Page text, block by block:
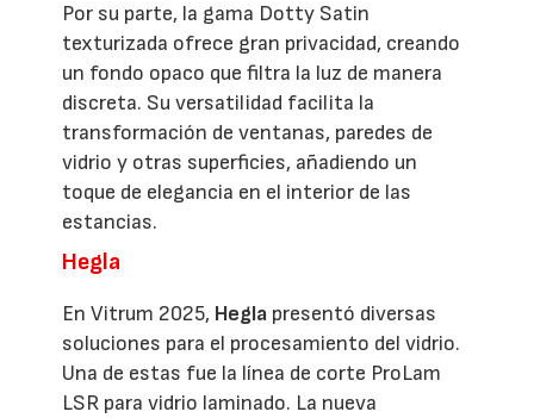
Por su parte, la gama Dotty Satin
texturizada ofrece gran privacidad, creando
un fondo opaco que filtra la luz de manera
discreta. Su versatilidad facilita la
transformación de ventanas, paredes de
vidrio y otras superficies, añadiendo un
toque de elegancia en el interior de las
estancias.
Hegla
En Vitrum 2025, Hegla presentó diversas
soluciones para el procesamiento del vidrio.
Una de estas fue la línea de corte ProLam
LSR para vidrio laminado. La nueva